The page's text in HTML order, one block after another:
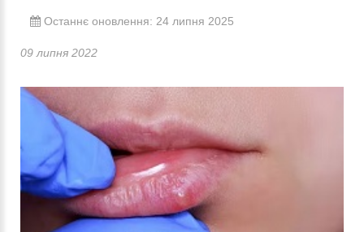
Останнє оновлення: 24 липня 2025
09 липня 2022